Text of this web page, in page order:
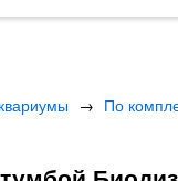
→ По